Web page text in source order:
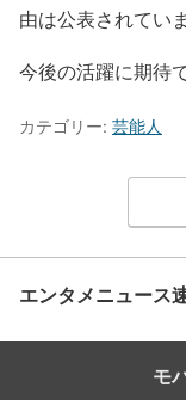
由は公表されてい
今後の活躍に期待
カテゴリー: 芸能人
エンタメニュース
モ